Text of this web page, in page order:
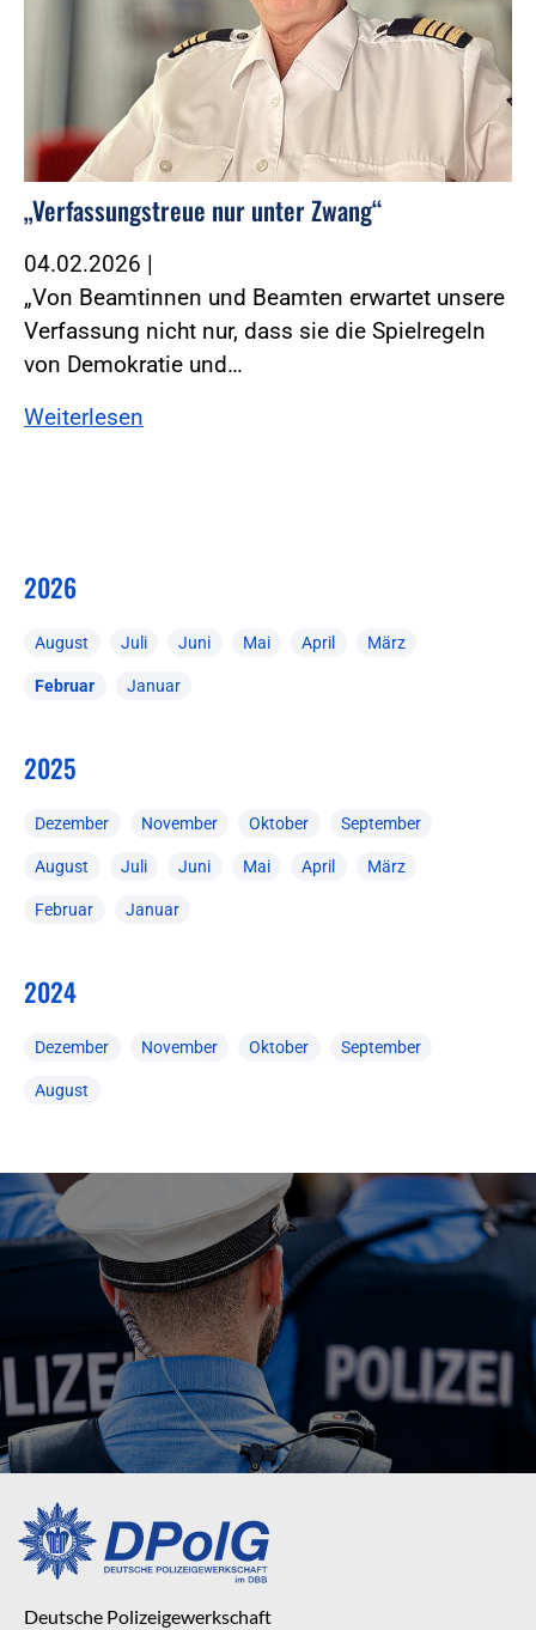
„Verfassungstreue nur unter Zwang“
04.02.2026 |
„Von Beamtinnen und Beamten erwartet unsere
Verfassung nicht nur, dass sie die Spielregeln
von Demokratie und…
Weiterlesen
2026
August Juli Juni Mai April März
Februar Januar
2025
Dezember November Oktober September
August Juli Juni Mai April März
Februar Januar
2024
Dezember November Oktober September
August
Deutsche Polizeigewerkschaft